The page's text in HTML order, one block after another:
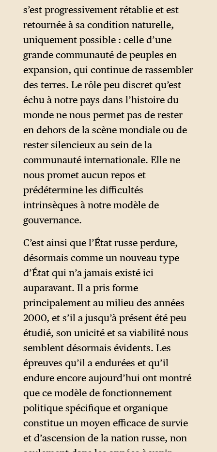
politique, de la propagande
très efficace, de la destruction
de très nombreuses ONG sous
prétexte de leur lien avec
l’étranger, etc., le tout
conjugué à la montée des prix
des hydrocarbures ayant
coïncidé avec l’arrivée de
Poutine au pouvoir et donc à
une augmentation du niveau
de vie d’une partie importante
de la société.
s’est progressivement rétablie et est
retournée à sa condition naturelle,
uniquement possible : celle d’une
grande communauté de peuples en
expansion, qui continue de rassembler
des terres. Le rôle peu discret qu’est
échu à notre pays dans l’histoire du
monde ne nous permet pas de rester
en dehors de la scène mondiale ou de
rester silencieux au sein de la
communauté internationale. Elle ne
nous promet aucun repos et
prédétermine les difficultés
intrinsèques à notre modèle de
gouvernance.
C’est ainsi que l’État russe perdure,
désormais comme un nouveau type
d’État qui n’a jamais existé ici
auparavant. Il a pris forme
principalement au milieu des années
2000, et s’il a jusqu’à présent été peu
étudié, son unicité et sa viabilité nous
semblent désormais évidents. Les
épreuves qu’il a endurées et qu’il
endure encore aujourd’hui ont montré
que ce modèle de fonctionnement
politique spécifique et organique
constitue un moyen efficace de survie
et d’ascension de la nation russe, non